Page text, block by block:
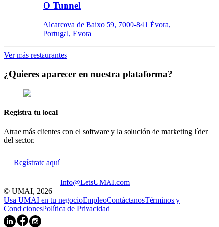
O Tunnel
Alcarcova de Baixo 59, 7000-841 Évora,
Portugal, Evora
Ver más restaurantes
¿Quieres aparecer en nuestra plataforma?
Registra tu local
Atrae más clientes con el software y la solución de marketing líder
del sector.
Regístrate aquí
Info@LetsUMAI.com
© UMAI, 2026
Usa UMAI en tu negocioEmpleoContáctanosTérminos y
CondicionesPolítica de Privacidad